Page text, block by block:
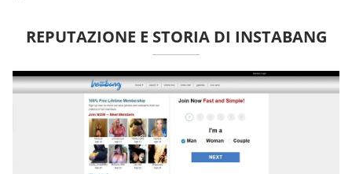
REPUTAZIONE E STORIA DI INSTABANG